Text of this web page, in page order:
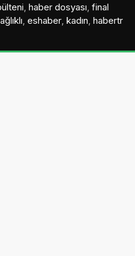
, haber dosyası, final
, eshaber, kadın, habertr